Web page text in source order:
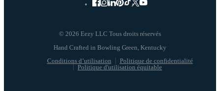
© 2026 Eezy LLC Tous droits réservés
Conditions d’utilisation
Politique de confidentialité
Politique d'utilisation équitable